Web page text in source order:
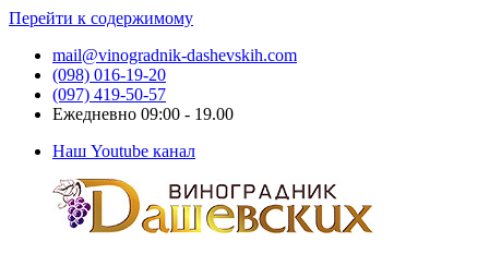
Перейти к содержимому
mail@vinogradnik-dashevskih.com
(098) 016-19-20
(097) 419-50-57
Ежедневно 09:00 - 19.00
Наш Youtube канал